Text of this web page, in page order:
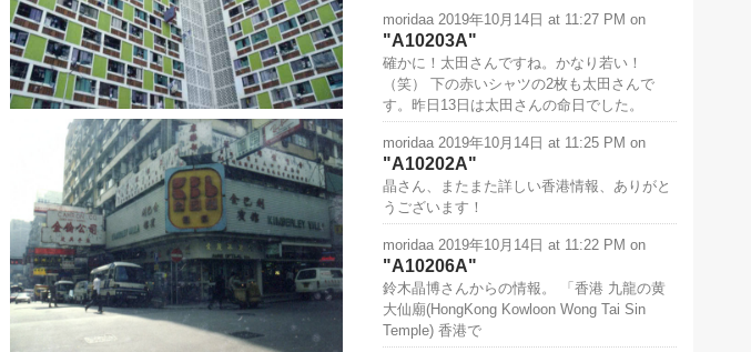
A10208A
香港 / HongKong
2 Comments
moridaa 2019年10月14日 at 11:27 PM on
A10203A
確かに！太田さんですね。かなり若い！
（笑） 下の赤いシャツの2枚も太田さんで
す。昨日13日は太田さんの命日でした。
moridaa 2019年10月14日 at 11:25 PM on
A10202A
晶さん、またまた詳しい香港情報、ありがと
うございます！
moridaa 2019年10月14日 at 11:22 PM on
A10206A
鈴木晶博さんからの情報。 「香港 九龍の黄
大仙廟(HongKong Kowloon Wong Tai Sin
Temple) 香港で